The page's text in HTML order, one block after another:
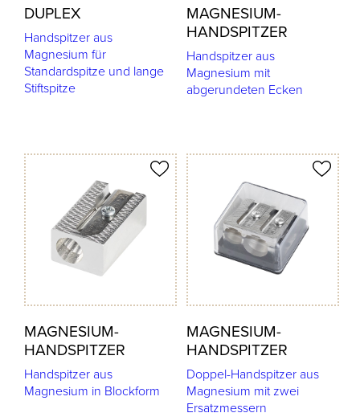
DUPLEX
Handspitzer aus
Magnesium für
Standardspitze und lange
Stiftspitze
MAGNESIUM-
HANDSPITZER
Handspitzer aus
Magnesium mit
abgerundeten Ecken
MAGNESIUM-
HANDSPITZER
Handspitzer aus
Magnesium in Blockform
merken
MAGNESIUM-
HANDSPITZER
Doppel-Handspitzer aus
Magnesium mit zwei
Ersatzmessern
Produkt merken